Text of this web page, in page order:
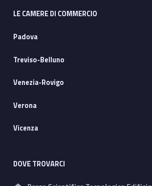
LE CAMERE DI COMMERCIO
Padova
Treviso-Belluno
Venezia-Rovigo
Verona
Vicenza
DOVE TROVARCI
Address: